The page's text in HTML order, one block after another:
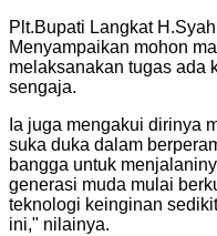
Plt.Bupati Langkat
Menyampaikan mohon
melaksanakan tugas ada
sengaja.
Ia juga mengakui dirinya
suka duka dalam
bangga untuk
generasi muda mulai
teknologi keinginan
ini," nilainya.